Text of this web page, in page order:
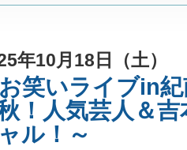
年10月18日（土）
笑いライブin紀
！人気芸人＆
ル！～